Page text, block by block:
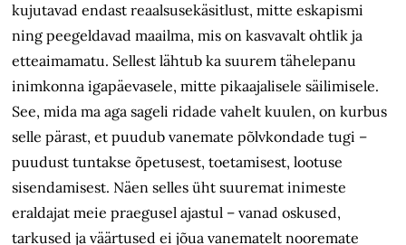
kujutavad endast reaalsusekäsitlust, mitte eskapismi
ning peegeldavad maailma, mis on kasvavalt ohtlik ja
etteaimamatu. Sellest lähtub ka suurem tähelepanu
inimkonna igapäevasele, mitte pikaajalisele säilimisele.
See, mida ma aga sageli ridade vahelt kuulen, on kurbus
selle pärast, et puudub vanemate põlvkondade tugi –
puudust tuntakse õpetusest, toetamisest, lootuse
sisendamisest. Näen selles üht suuremat inimeste
eraldajat meie praegusel ajastul – vanad oskused,
tarkused ja väärtused ei jõua vanematelt nooremate